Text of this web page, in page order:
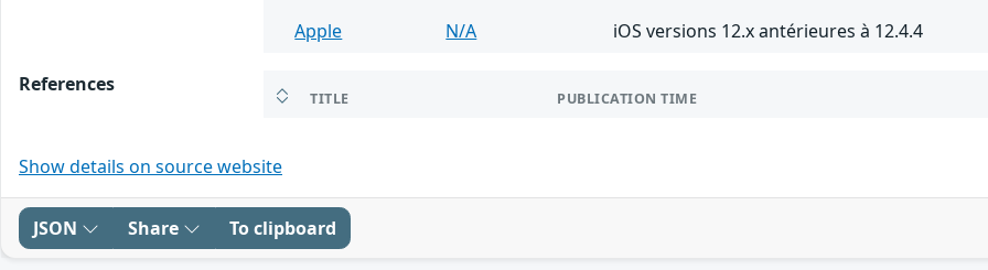
Apple
N/A iOS versions 12.x antérieures à 12.4.4
References
TITLE PUBLICATION TIME
Show details on source website
JSON Share To clipboard